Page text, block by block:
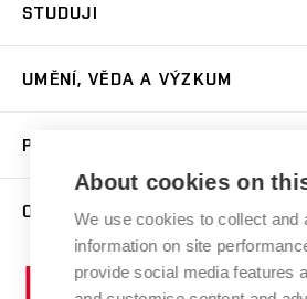
Přijímačky
Dny otevřených dveří
Přípravné kurzy
Studium bez bariér
Katedra teorií a dějin umění
Kabinety a dílny
STUDUJI
Časový plán studia
Studijní předpisy a formuláře
Studium a stáže v zahraničí
Rezidenční pobyty
Odborná praxe
UMĚNÍ, VĚDA A VÝZKUM
Publikační činnost
Projekty
Výstavy
PRO VEŘEJNOST
Letní školy a semestrální kurzy
Nakladatelská a vydavatelská činnost
Research Catalogue
O FAKULTĚ
Aktuality
About cookies on
We use cookies to collect and
information on site
provide social media features